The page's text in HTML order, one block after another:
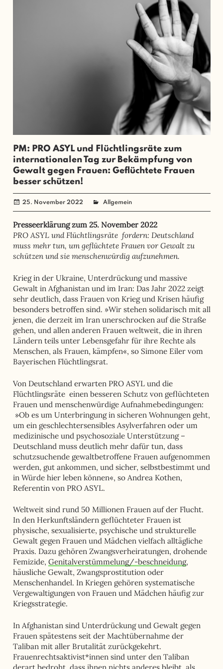
PM: PRO ASYL und Flüchtlingsräte zum
internationalen Tag zur Bekämpfung von
Gewalt gegen Frauen: Geflüchtete Frauen
besser schützen!
25. November 2022 administrator
Allgemein
Presseerklärung zum 25. November 2022
PRO ASYL und Flüchtlingsräte fordern: Deutschland
muss mehr tun, um geflüchtete Frauen vor Gewalt zu
schützen und sie menschenwürdig aufzunehmen.
Krieg in der Ukraine, Unterdrückung und massive
Gewalt in Afghanistan und im Iran: Das Jahr 2022 zeigt
sehr deutlich, dass Frauen von Krieg und Krisen häufig
besonders betroffen sind. »Wir stehen solidarisch mit all
jenen, die derzeit im Iran unerschrocken auf die Straße
gehen, und allen anderen Frauen weltweit, die in ihren
Ländern teils unter Lebensgefahr für ihre Rechte als
Menschen, als Frauen, kämpfen«, so Simone Eiler vom
Bayerischen Flüchtlingsrat.
Von Deutschland erwarten PRO ASYL und die
Flüchtlingsräte einen besseren Schutz von geflüchteten
Frauen und menschenwürdige Aufnahmebedingungen:
»Ob es um Unterbringung in sicheren Wohnungen geht,
um ein geschlechtersensibles Asylverfahren oder um
medizinische und psychosoziale Unterstützung –
Deutschland muss deutlich mehr dafür tun, dass
schutzsuchende gewaltbetroffene Frauen aufgenommen
werden, gut ankommen, und sicher, selbstbestimmt und
in Würde hier leben können«, so Andrea Kothen,
Referentin von PRO ASYL.
Weltweit sind rund 50 Millionen Frauen auf der Flucht.
In den Herkunftsländern geflüchteter Frauen ist
physische, sexualisierte, psychische und strukturelle
Gewalt gegen Frauen und Mädchen vielfach alltägliche
Praxis. Dazu gehören Zwangsverheiratungen, drohende
Femizide, Genitalverstümmelung/-beschneidung,
häusliche Gewalt, Zwangsprostitution oder
Menschenhandel. In Kriegen gehören systematische
Vergewaltigungen von Frauen und Mädchen häufig zur
Kriegsstrategie.
In Afghanistan sind Unterdrückung und Gewalt gegen
Frauen spätestens seit der Machtübernahme der
Taliban mit aller Brutalität zurückgekehrt.
Frauenrechtsaktivist*innen sind unter den Taliban